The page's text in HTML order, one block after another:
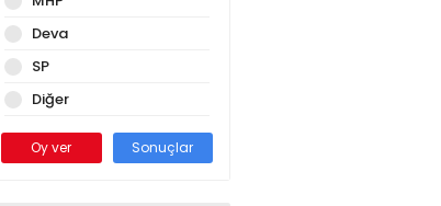
Deva
SP
Diğer
Oy ver Sonuçlar